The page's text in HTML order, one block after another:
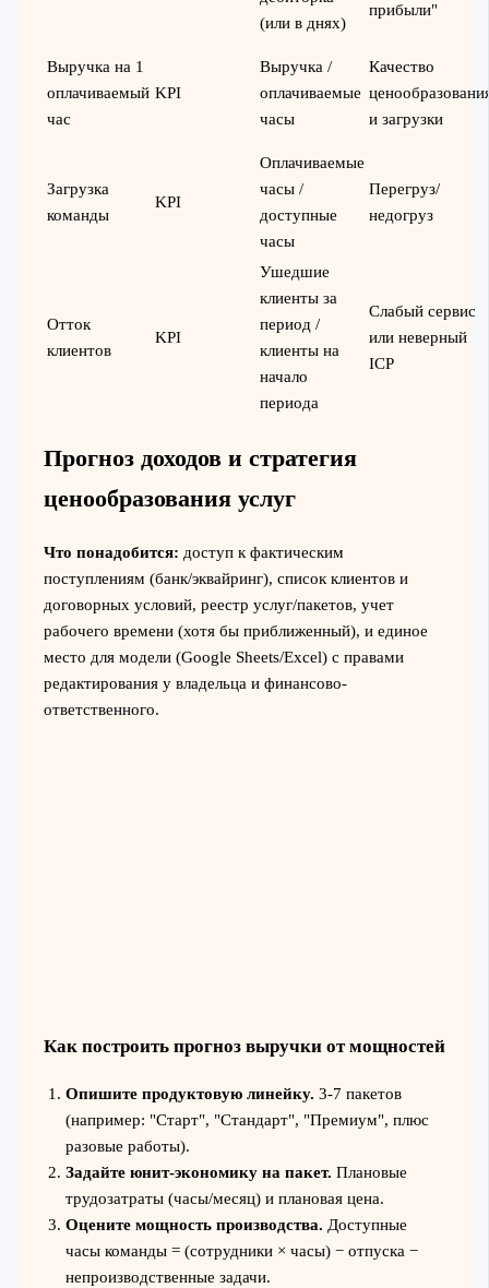
(или в днях)
прибыли"
Выручка на 1
оплачиваемый
час
KPI
Выручка /
оплачиваемые
часы
Качество
и загрузки
Загрузка
команды
KPI
Оплачиваемые
часы /
доступные
часы
Перегруз/
недогруз
Отток
клиентов
KPI
Ушедшие
клиенты за
период /
клиенты на
начало
периода
Слабый сервис
или неверный
ICP
Прогноз доходов и стратегия
ценообразования услуг
Что понадобится: доступ к фактическим
поступлениям (банк/эквайринг), список клиентов и
договорных условий, реестр услуг/пакетов, учет
рабочего времени (хотя бы приближенный), и единое
место для модели (Google Sheets/Excel) с правами
редактирования у владельца и финансово-
ответственного.
Как построить прогноз выручки от мощностей
Опишите продуктовую линейку. 3-7 пакетов
(например: "Старт", "Стандарт", "Премиум", плюс
разовые работы).
Задайте юнит-экономику на пакет. Плановые
трудозатраты (часы/месяц) и плановая цена.
Оцените мощность производства. Доступные
часы команды = (сотрудники × часы) − отпуска −
непроизводственные задачи.